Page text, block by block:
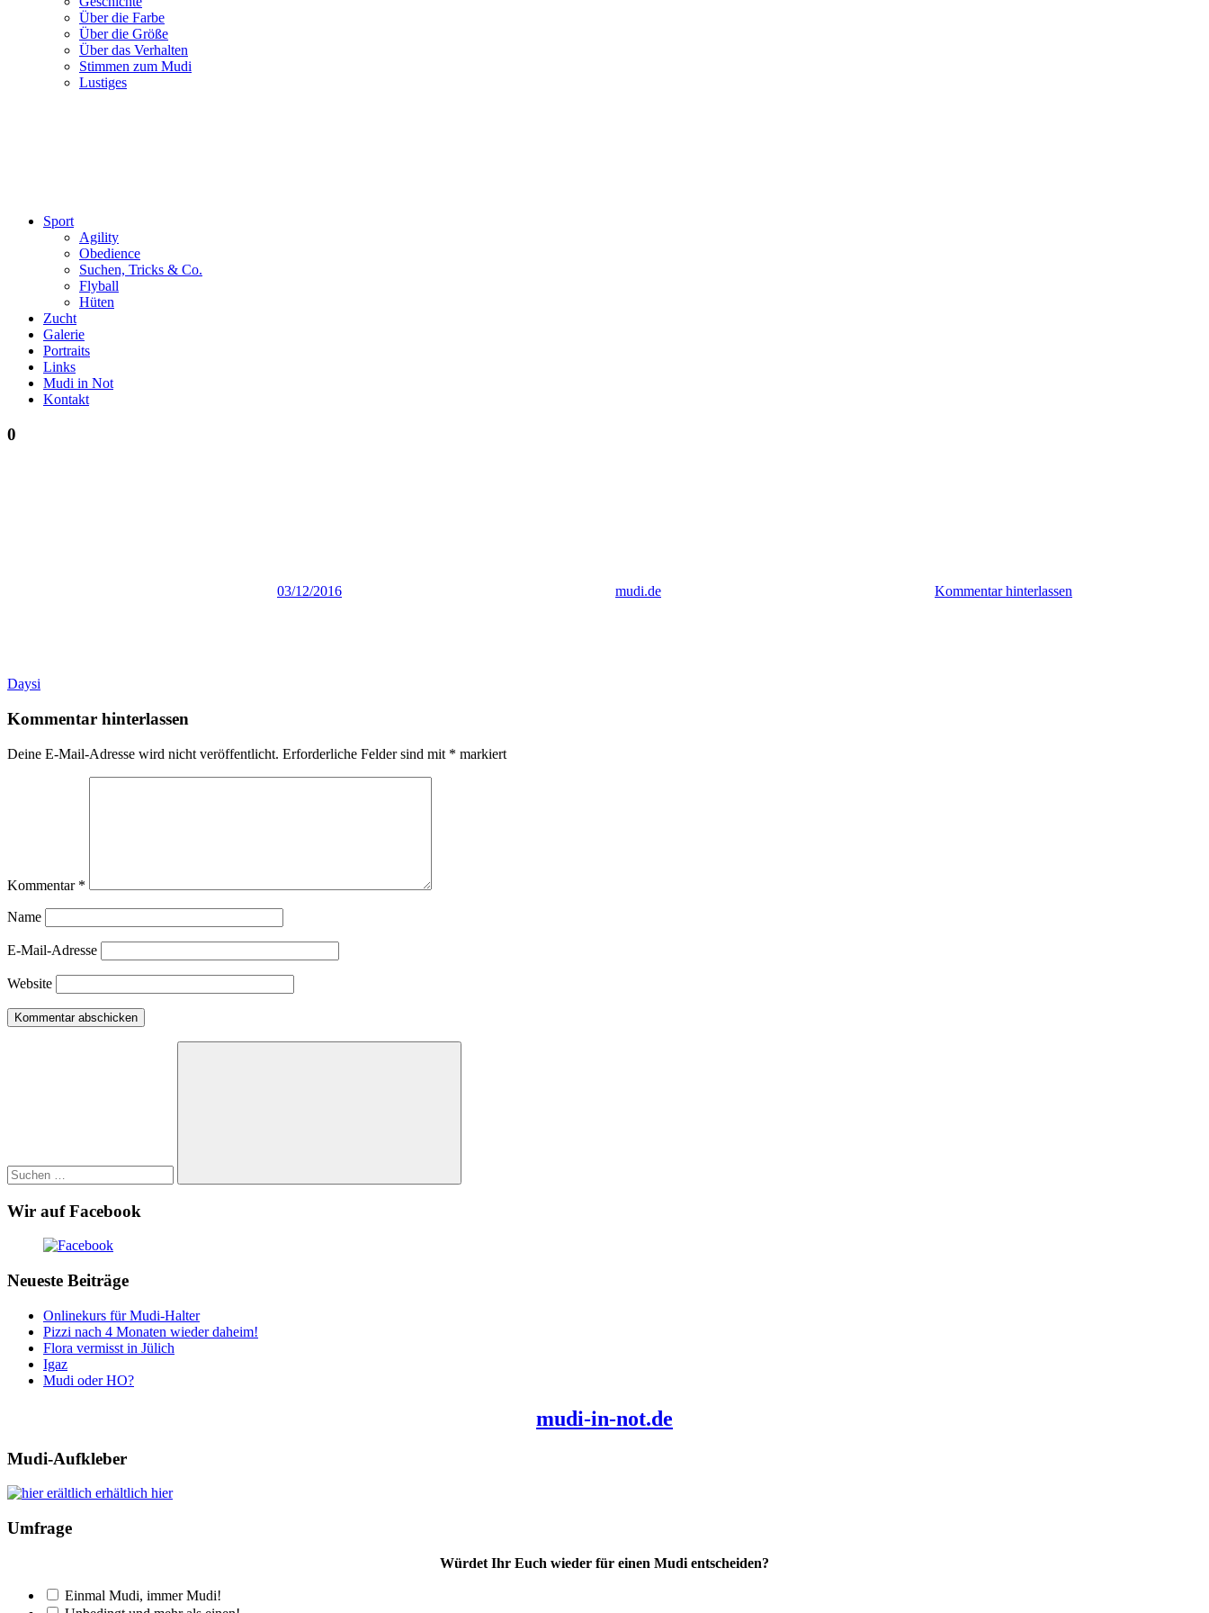
Über die Farbe
Über die Größe
Über das Verhalten
Stimmen zum Mudi
Lustiges
Sport
Agility
Obedience
Suchen, Tricks & Co.
Flyball
Hüten
Zucht
Galerie
Portraits
Links
Mudi in Not
Kontakt
0
03/12/2016 mudi.de Kommentar hinterlassen
Vorheriger
Daysi
Kommentar hinterlassen
Deine E-Mail-Adresse wird nicht veröffentlicht. Erforderliche Felder sind mit * markiert
Kommentar *
Name
E-Mail-Adresse
Website
Suchen
Wir auf Facebook
Neueste Beiträge
Onlinekurs für Mudi-Halter
Pizzi nach 4 Monaten wieder daheim!
Flora vermisst in Jülich
Igaz
Mudi oder HO?
mudi-in-not.de
Mudi-Aufkleber
erhältlich hier
Umfrage
Würdet Ihr Euch wieder für einen Mudi entscheiden?
Einmal Mudi, immer Mudi!